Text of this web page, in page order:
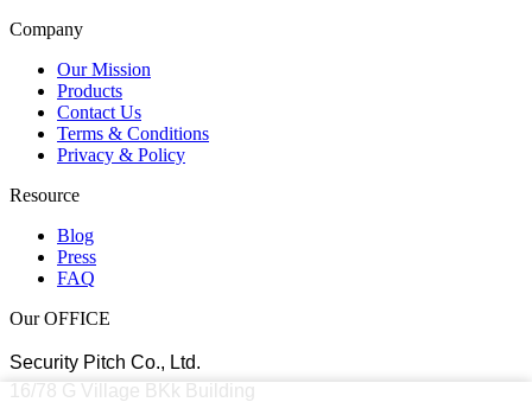
Company
Our Mission
Products
Contact Us
Terms & Conditions
Privacy & Policy
Resource
Blog
Press
FAQ
Our OFFICE
Security Pitch Co., Ltd.
16/78 G Village BKk Building